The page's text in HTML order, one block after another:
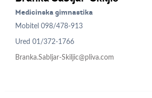
Medicinska gimnastika
Mobitel098/478-913
Ured01/372-1766
Branka.Sabljar-Skiljic@pliva.com